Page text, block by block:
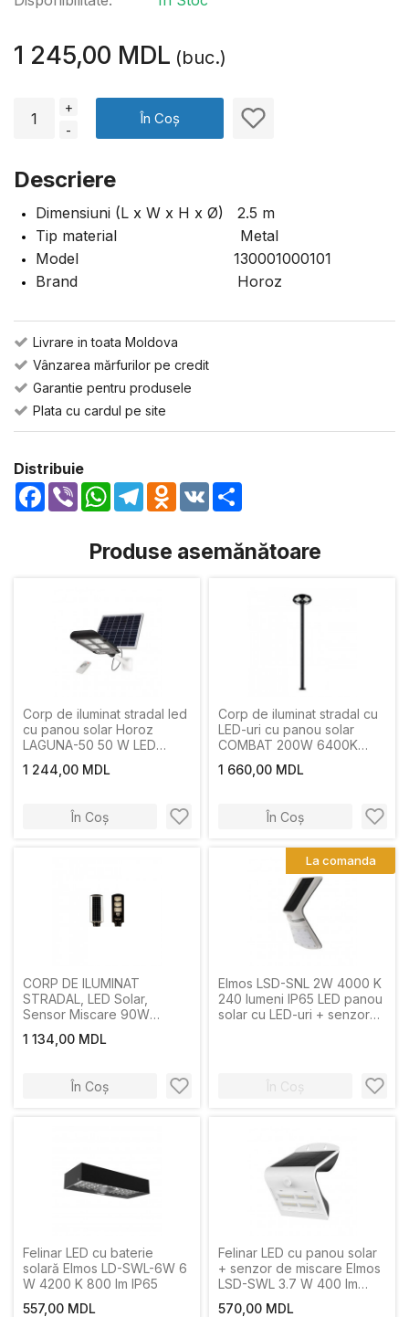
1 245,00 MDL (buc.)
+
-
În Coș
Descriere
Dimensiuni (L x W x H x Ø) 2.5 m
Tip material Metal
Model 130001000101
Brand Horoz
Livrare in toata Moldova
Vânzarea mărfurilor pe credit
Garantie pentru produsele
Plata cu cardul pe site
Distribuie
Facebook
Viber WhatsApp
TelegramOdnoklassniki
VK
Produse asemănătoare
Corp de iluminat stradal led
cu panou solar Horoz
LAGUNA-50 50 W LED
1 244,00 MDL
În Coș
Corp de iluminat stradal cu
LED-uri cu panou solar
COMBAT 200W 6400K
1 660,00 MDL
În Coș
CORP DE ILUMINAT
STRADAL, LED Solar,
Sensor Miscare 90W
1 134,00 MDL
În Coș
Elmos LSD-SNL 2W 4000 K
240 lumeni IP65 LED panou
solar cu LED-uri + senzor
În Coș
La comanda
Felinar LED cu baterie
solară Elmos LD-SWL-6W 6
W 4200 K 800 lm IP65
557,00 MDL
Felinar LED cu panou solar
+ senzor de miscare Elmos
LSD-SWL 3.7 W 400 lm
570,00 MDL